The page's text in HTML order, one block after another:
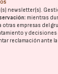
newsletter(s).
mientras
otras empresas del
y decisiones
reclamación ante